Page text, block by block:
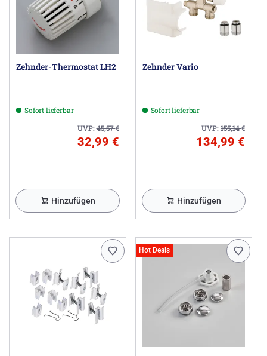
Zehnder-Thermostat LH2
Sofort lieferbar
UVP:45,57€
32,99 €
Hinzufügen
Zehnder Vario
Sofort lieferbar
UVP:155,14€
134,99 €
Hinzufügen
Hot Deals